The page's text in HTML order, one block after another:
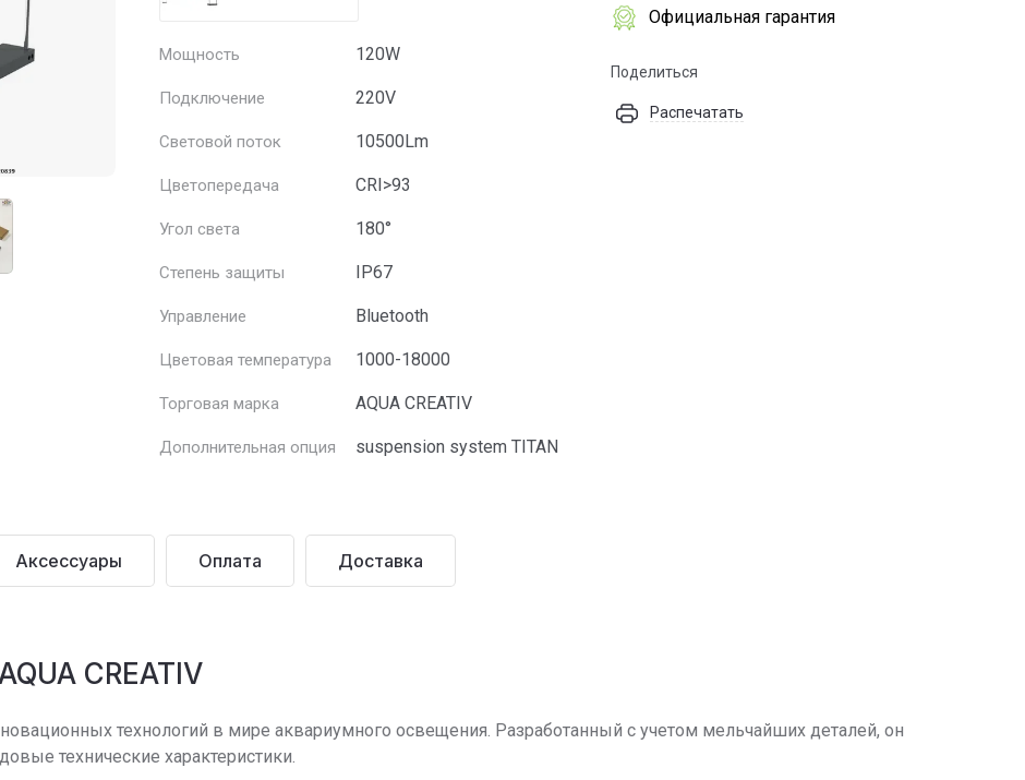
Мощность 120W
Подключение 220V
Световой поток 10500Lm
Цветопередача CRI>93
Угол света 180°
Степень защиты IP67
Управление Bluetooth
Цветовая температура 1000-18000
Торговая марка AQUA CREATIV
Дополнительная опция suspension system TITAN
Официальная гарантия
Поделиться
Распечатать
Аксессуары Оплата Доставка
CREATIV
технологий в мире аквариумного освещения. Разработанный с учетом мельчайших деталей, он
технические характеристики.